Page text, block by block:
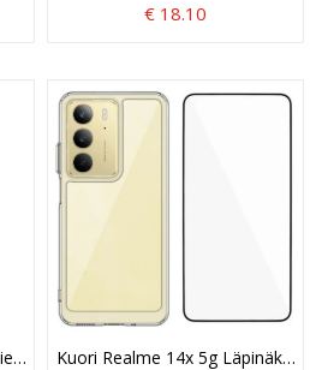
€ 18.10
Suojakuori
Kuori Realme 14x 5g